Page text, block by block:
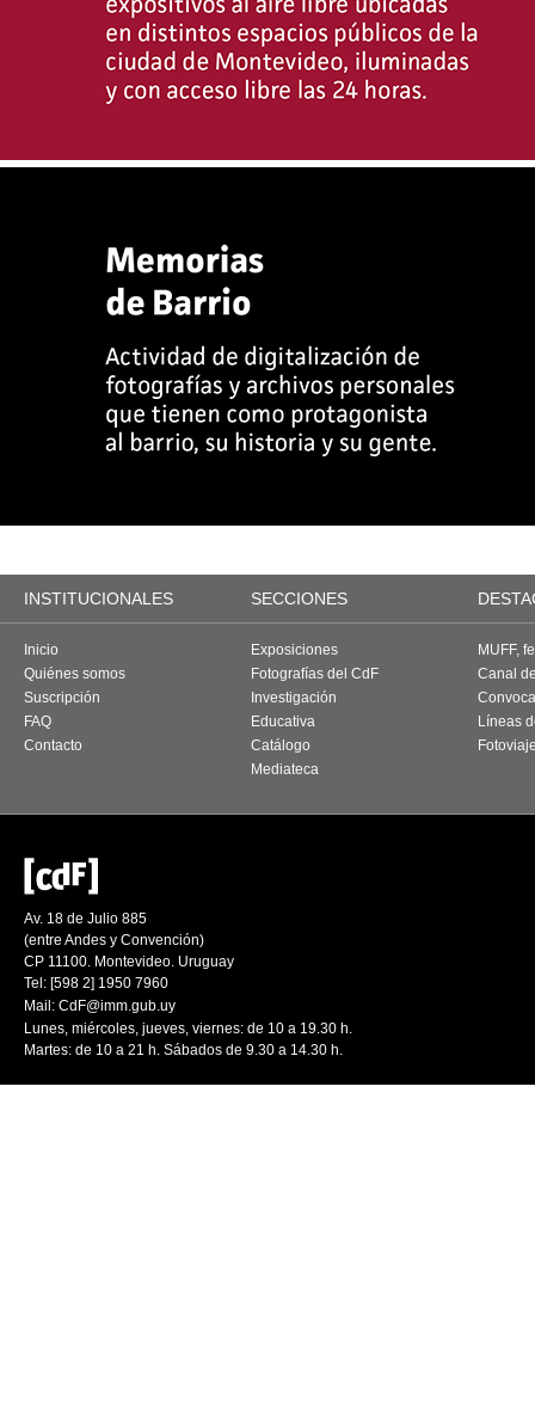
INSTITUCIONALES SECCIONES
Inicio
Quiénes somos
Suscripción
FAQ
Contacto
Exposiciones
Fotografías del CdF
Investigación
Educativa
Catálogo
Mediateca
MUFF,
Canal
Líneas
Av. 18 de Julio 885
(entre Andes y Convención)
CP 11100. Montevideo. Uruguay
Tel: [598 2] 1950 7960
Mail: CdF@imm.gub.uy
Lunes, miércoles, jueves, viernes: de 10 a 19.30 h.
Martes: de 10 a 21 h. Sábados de 9.30 a 14.30 h.